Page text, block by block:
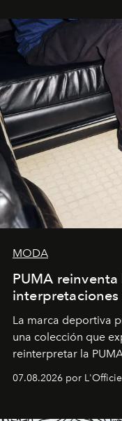
y la filosofía detrás
MODA
PUMA
La marca deportiva
una colección que
reinterpretar la
diseño y el universo
07.08.2026 por